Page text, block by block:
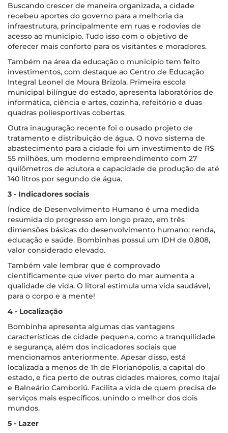
Buscando crescer de maneira organizada, a cidade
recebeu aportes do governo para a melhoria da
infraestrutura, principalmente em ruas e rodovias de
acesso ao município. Tudo isso com o objetivo de
oferecer mais conforto para os visitantes e moradores.
Também na área da educação o município tem feito
investimentos, com destaque ao Centro de Educação
Integral Leonel de Moura Brizola. Primeira escola
municipal bilíngue do estado, apresenta laboratórios de
informática, ciência e artes, cozinha, refeitório e duas
quadras poliesportivas cobertas.
Outra inauguração recente foi o ousado projeto de
tratamento e distribuição de água. O novo sistema de
abastecimento para a cidade foi um investimento de R$
55 milhões, um moderno empreendimento com 27
quilômetros de adutora e capacidade de produção de até
140 litros por segundo de água.
3 - Indicadores sociais
Índice de Desenvolvimento Humano é uma medida
resumida do progresso em longo prazo, em três
dimensões básicas do desenvolvimento humano: renda,
educação e saúde. Bombinhas possui um IDH de 0,808,
valor considerado elevado.
Também vale lembrar que é comprovado
cientificamente que viver perto do mar aumenta a
qualidade de vida. O litoral estimula uma vida saudável,
para o corpo e a mente!
4 - Localização
Bombinha apresenta algumas das vantagens
características de cidade pequena, como a tranquilidade
e segurança, além dos indicadores sociais que
mencionamos anteriormente. Apesar disso, está
localizada a menos de 1h de Florianópolis, a capital do
estado, e fica perto de outras cidades maiores, como Itajaí
e Balneário Camboriú. Facilita a vida de quem precisa de
serviços mais específicos, unindo o melhor dos dois
mundos.
5 - Lazer